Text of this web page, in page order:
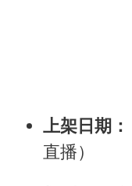
上架日期：
直播）